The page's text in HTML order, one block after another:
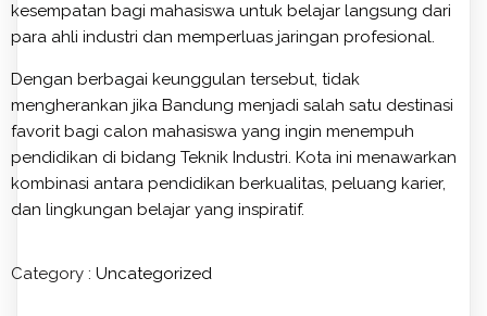
kesempatan bagi mahasiswa untuk belajar langsung dari
para ahli industri dan memperluas jaringan profesional.
Dengan berbagai keunggulan tersebut, tidak
mengherankan jika Bandung menjadi salah satu destinasi
favorit bagi calon mahasiswa yang ingin menempuh
pendidikan di bidang Teknik Industri. Kota ini menawarkan
kombinasi antara pendidikan berkualitas, peluang karier,
dan lingkungan belajar yang inspiratif.
Category : Uncategorized